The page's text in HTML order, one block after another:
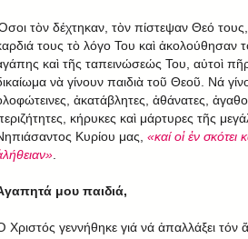
τὸν δέχτηκαν, τὸν πίστεψαν Θεό τους,
τους τὸ λόγο Του καὶ ἀκολούθησαν
καὶ τῆς ταπεινώσεώς Του, αὐτοὶ
νὰ γίνουν παιδιὰ τοῦ Θεοῦ. Νά
ἀκατάβλητες, ἀθάνατες,
κήρυκες καὶ μάρτυρες τῆς
Κυρίου μας, «καί οἱ ἐν σκότει
μου παιδιά,
Χριστός γεννήθηκε γιά νά ἀπαλλάξει